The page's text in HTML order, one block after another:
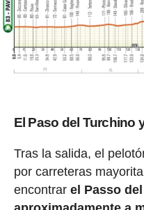
El Paso del Turchino
Tras la salida, el
por carreteras
encontrar el Passo